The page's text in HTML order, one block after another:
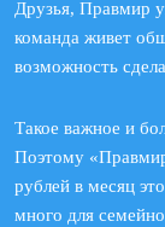
Друзья, Правмир
команда живет
возможность
Такое важное и
Поэтому
рублей в месяц
много для